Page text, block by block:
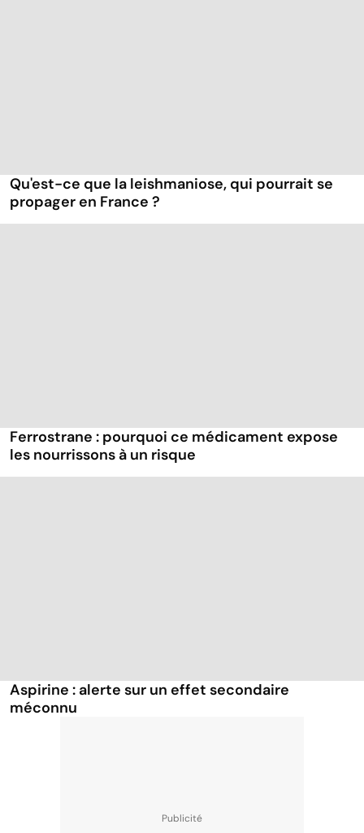
Qu'est-ce que la leishmaniose, qui pourrait se
propager en France ?
Ferrostrane : pourquoi ce médicament expose
les nourrissons à un risque
Aspirine : alerte sur un effet secondaire
méconnu